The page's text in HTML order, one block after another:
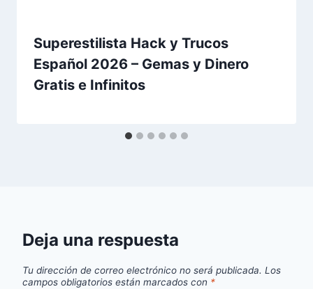
Superestilista Hack y Trucos
Español 2026 – Gemas y Dinero
Gratis e Infinitos
Deja una respuesta
Tu dirección de correo electrónico no será publicada. Los
campos obligatorios están marcados con *